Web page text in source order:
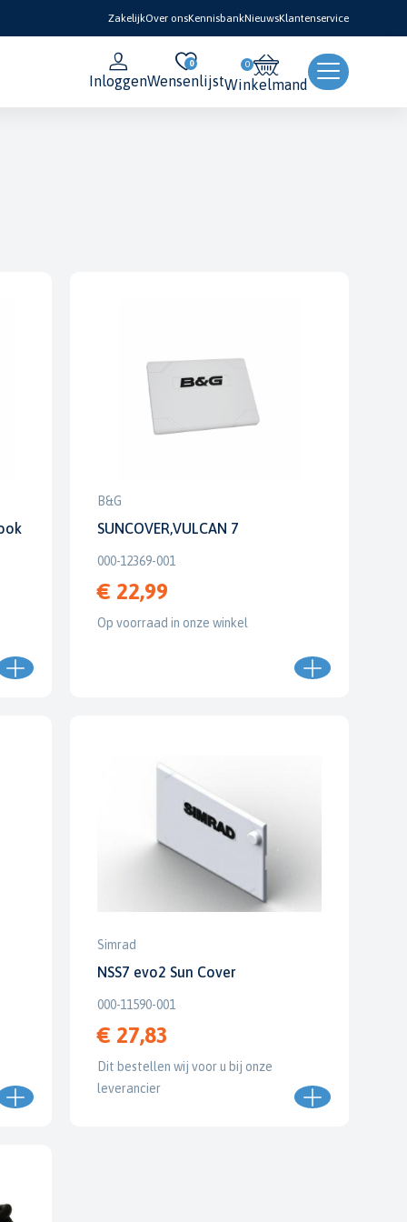
ZakelijkOver onsKennisbankNieuwsKlantenservice
Inloggen
0
WensenlijstWinkelmand
B&G
SUNCOVER,VULCAN 7
000-12369-001
€ 22,99
Op voorraad in onze winkel
Simrad
NSS7 evo2 Sun Cover
000-11590-001
€ 27,83
Dit bestellen wij voor u bij onze
leverancier